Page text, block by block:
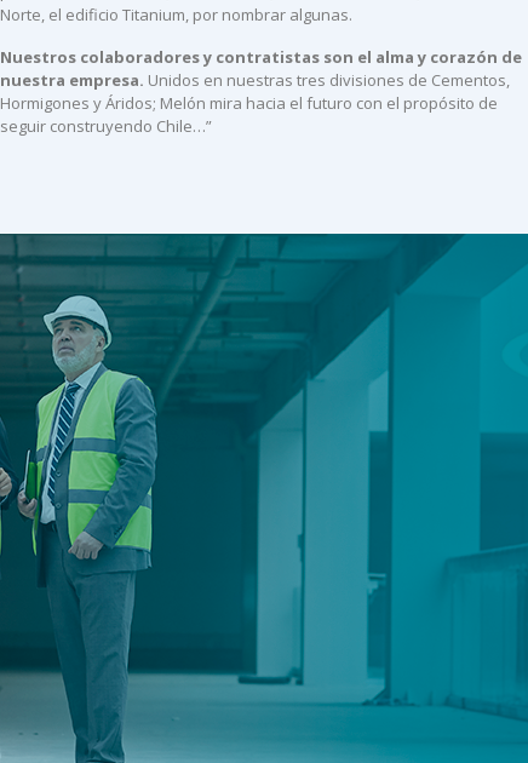
Norte, el edificio Titanium, por nombrar algunas.
Nuestros colaboradores y contratistas son el alma y corazón de
nuestra empresa. Unidos en nuestras tres divisiones de Cementos,
Hormigones y Áridos; Melón mira hacia el futuro con el propósito de
seguir construyendo Chile…”